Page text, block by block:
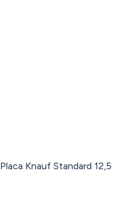
Placa Knauf Standard 12,5